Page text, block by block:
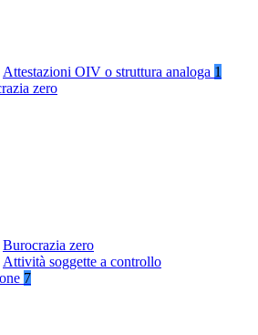
Attestazioni OIV o struttura analoga 1
zero
Burocrazia zero
Attività soggette a controllo
7